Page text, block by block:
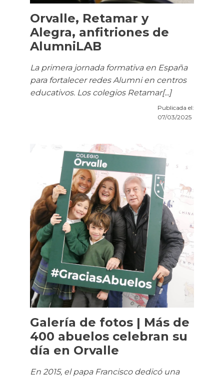
Orvalle, Retamar y
Alegra, anfitriones de
AlumniLAB
La primera jornada formativa en España
para fortalecer redes Alumni en centros
educativos. Los colegios Retamar[...]
Publicada el:
07/03/2025
Galería de fotos | Más de
400 abuelos celebran su
día en Orvalle
En 2015, el papa Francisco dedicó una